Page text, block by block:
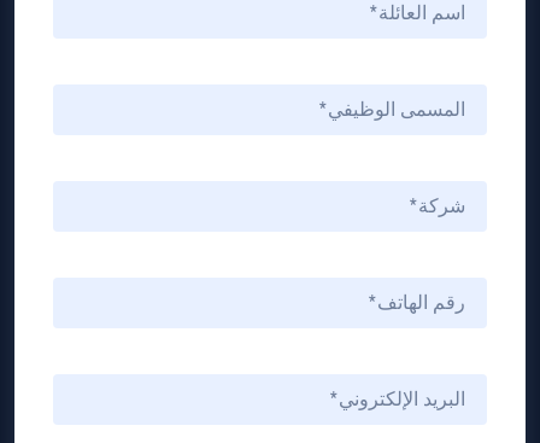
our site with our social media, advertising, and analytics partners. This
allows us to perform targeted advertising and to select ads and content
on our website. Click “Reject All” to refuse, or “Manage My Preferences” to
manage your choices. See our Cookie Policy for more details on the how
today?